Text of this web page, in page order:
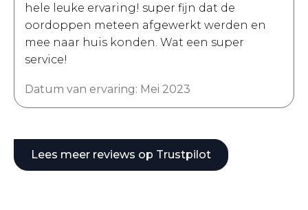
hele leuke ervaring! super fijn dat de
oordoppen meteen afgewerkt werden en
mee naar huis konden. Wat een super
service!
Datum van ervaring: Mei 2023
Lees meer reviews op Trustpilot